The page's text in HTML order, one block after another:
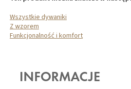
Wszystkie dywaniki
Z wzorem
Funkcjonalność i komfort
INFORMACJE